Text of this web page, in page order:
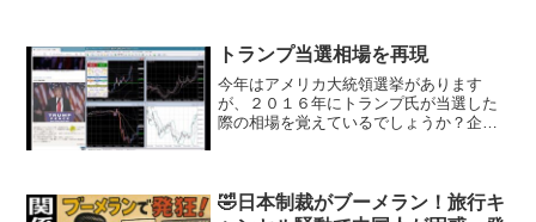
トランプ当選相場を再現
今年はアメリカ大統領選挙があります
が、２０１６年にトランプ氏が当選した
際の相場を覚えているでしょうか？企画
同様のことが以下のプロダク...
🤣日本制裁がブーメラン！旅行キ